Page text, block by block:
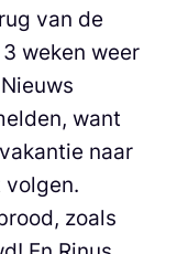
van de
weken weer
want
naar
volgen.
zoals